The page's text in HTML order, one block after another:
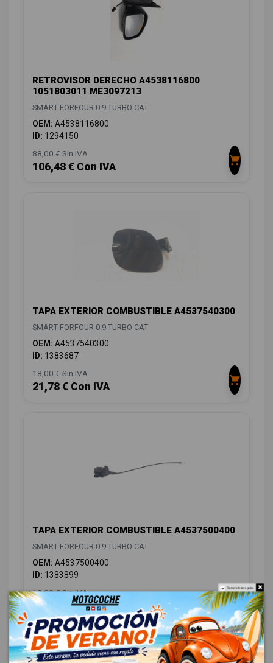
RETROVISOR DERECHO A4538116800
1051803011 ME3097213
SMART FORFOUR 0.9 TURBO CAT
OEM: A4538116800
ID: 1294150
88,00 € Sin IVA
106,48 € Con IVA
TAPA EXTERIOR COMBUSTIBLE A4537540300
SMART FORFOUR 0.9 TURBO CAT
OEM: A4537540300
ID: 1383687
18,00 € Sin IVA
21,78 € Con IVA
TAPA EXTERIOR COMBUSTIBLE A4537500400
SMART FORFOUR 0.9 TURBO CAT
OEM: A4537500400
ID: 1383899
18,00 € Sin IVA
21,78 € Con IVA
CARROCERÍA TRASERA 2
Do not show again.